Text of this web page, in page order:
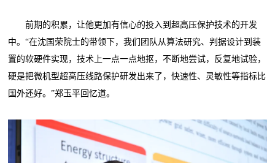
前期的积累，让他更加有信心的投入到超高压保护技术的开发
中。“在沈国荣院士的带领下，我们团队从算法研究、判据设计到装
置的软硬件实现，技术上一点一点地抠，不断地尝试，反复地试验，
硬是把微机型超高压线路保护研发出来了，快速性、灵敏性等指标比
国外还好。”郑玉平回忆道。